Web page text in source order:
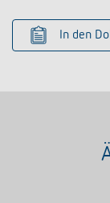
In den